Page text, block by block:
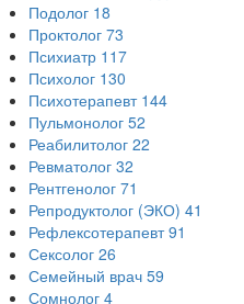
Подолог 18
Проктолог 73
Психиатр 117
Психолог 130
Психотерапевт 144
Пульмонолог 52
Реабилитолог 22
Ревматолог 32
Рентгенолог 71
Репродуктолог (ЭКО) 41
Рефлексотерапевт 91
Сексолог 26
Семейный врач 59
Сомнолог 4